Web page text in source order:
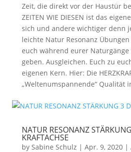
Zeit, die direkt vor der Haustür
ZEITEN WIE DIESEN ist das
sich und andere wichtiger denn
leichte Natur Resonanz
euch während eurer
geben. Ausgleichen. Euch zu
eigenen Kern. Hier: Die
„Weltenumspannende“ Qualität
NATUR RESONANZ
KRAFTACHSE
by Sabine Schulz | Apr. 9, 2020|